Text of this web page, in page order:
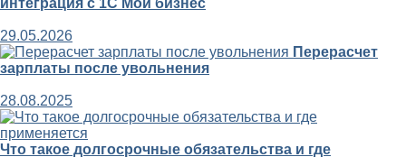
интеграция с 1С Мой бизнес
29.05.2026
Перерасчет
зарплаты после увольнения
28.08.2025
Что такое долгосрочные обязательства и где